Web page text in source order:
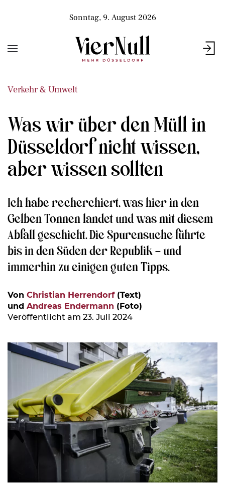
Sonntag, 9. August 2026
Verkehr & Umwelt
Was wir über den Müll in
Düsseldorf nicht wissen,
aber wissen sollten
Ich habe recherchiert, was hier in den
Gelben Tonnen landet und was mit diesem
Abfall geschieht. Die Spurensuche führte
bis in den Süden der Republik – und
immerhin zu einigen guten Tipps.
Von Christian Herrendorf(Text)
und Andreas Endermann (Foto)
Veröffentlicht am 23. Juli 2024